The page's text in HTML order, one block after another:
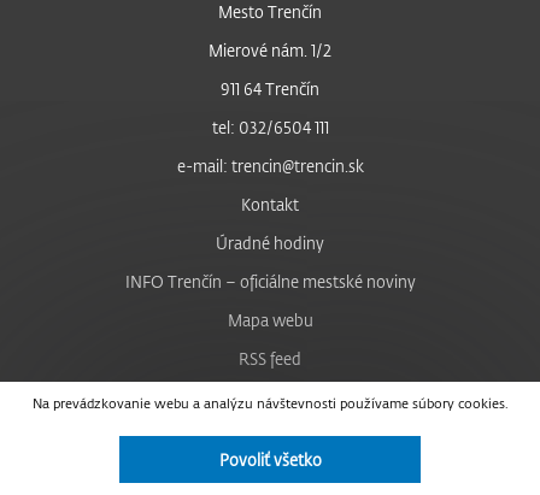
Na prevádzkovanie webu a analýzu návštevnosti používame súbory cookies.
Povoliť všetko
Mesto Trenčín
Mierové nám. 1/2
911 64 Trenčín
tel: 032/6504 111
e-mail: trencin@trencin.sk
Kontakt
Úradné hodiny
INFO Trenčín – oficiálne mestské noviny
Mapa webu
RSS feed
Nastavenie cookies
Facebook